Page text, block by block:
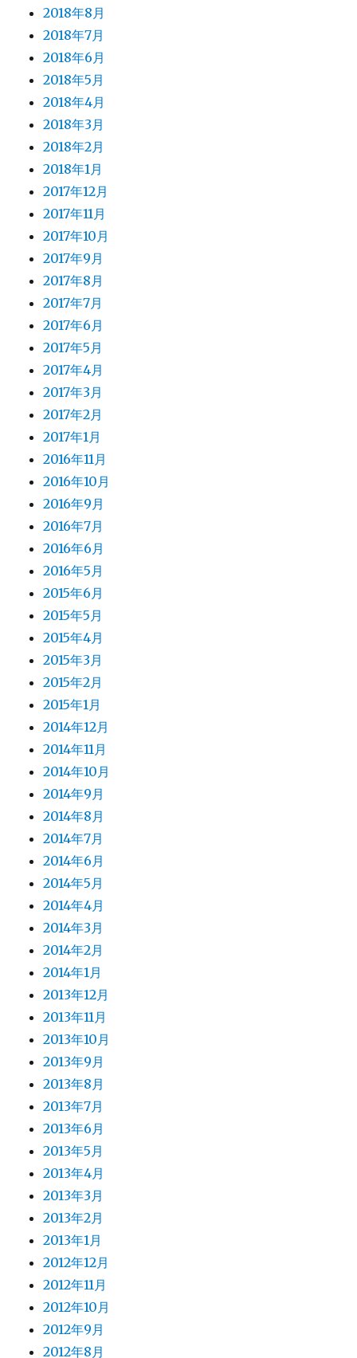
2018年8月
2018年7月
2018年6月
2018年5月
2018年4月
2018年3月
2018年2月
2018年1月
2017年12月
2017年11月
2017年10月
2017年9月
2017年8月
2017年7月
2017年6月
2017年5月
2017年4月
2017年3月
2017年2月
2017年1月
2016年11月
2016年10月
2016年9月
2016年7月
2016年6月
2016年5月
2015年6月
2015年5月
2015年4月
2015年3月
2015年2月
2015年1月
2014年12月
2014年11月
2014年10月
2014年9月
2014年8月
2014年7月
2014年6月
2014年5月
2014年4月
2014年3月
2014年2月
2014年1月
2013年12月
2013年11月
2013年10月
2013年9月
2013年8月
2013年7月
2013年6月
2013年5月
2013年4月
2013年3月
2013年2月
2013年1月
2012年12月
2012年11月
2012年10月
2012年9月
2012年8月